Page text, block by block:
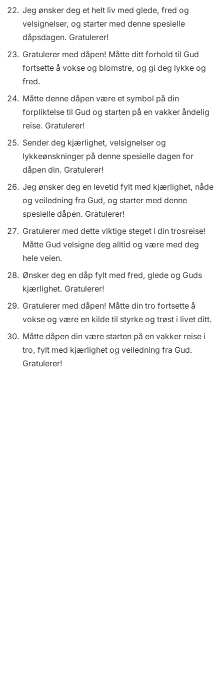
Jeg ønsker deg et helt liv med glede, fred og
velsignelser, og starter med denne spesielle
dåpsdagen. Gratulerer!
Gratulerer med dåpen! Måtte ditt forhold til Gud
fortsette å vokse og blomstre, og gi deg lykke og
fred.
Måtte denne dåpen være et symbol på din
forpliktelse til Gud og starten på en vakker åndelig
reise. Gratulerer!
Sender deg kjærlighet, velsignelser og
lykkeønskninger på denne spesielle dagen for
dåpen din. Gratulerer!
Jeg ønsker deg en levetid fylt med kjærlighet, nåde
og veiledning fra Gud, og starter med denne
spesielle dåpen. Gratulerer!
Gratulerer med dette viktige steget i din trosreise!
Måtte Gud velsigne deg alltid og være med deg
hele veien.
Ønsker deg en dåp fylt med fred, glede og Guds
kjærlighet. Gratulerer!
Gratulerer med dåpen! Måtte din tro fortsette å
vokse og være en kilde til styrke og trøst i livet ditt.
Måtte dåpen din være starten på en vakker reise i
tro, fylt med kjærlighet og veiledning fra Gud.
Gratulerer!